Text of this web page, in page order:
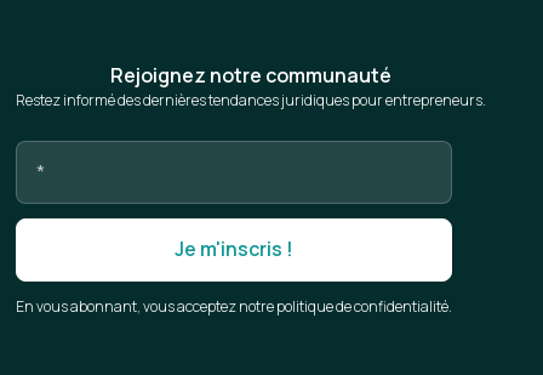
Rejoignez notre communauté
Restez informé des dernières tendances juridiques pour entrepreneurs.
En vous abonnant, vous acceptez notre politique de confidentialité.